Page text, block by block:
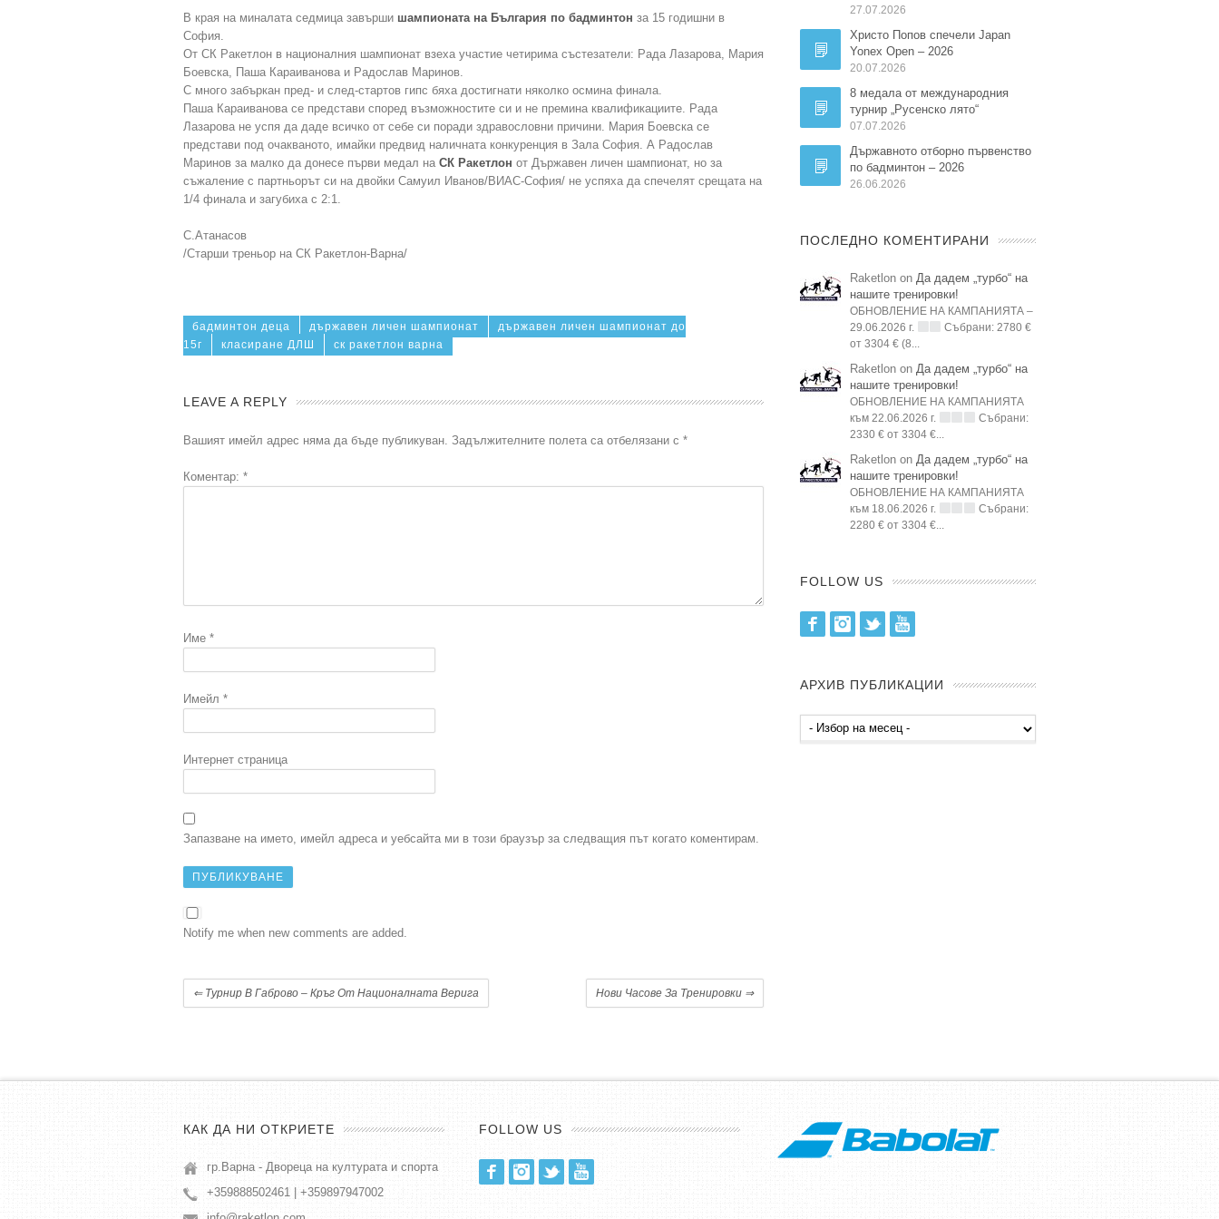
В края на миналата седмица завърши шампионата на България по бадминтон за 15 годишни в
София.
От СК Ракетлон в националния шампионат взеха участие четирима състезатели: Рада Лазарова, Мария
Боевска, Паша Караиванова и Радослав Маринов.
С много забъркан пред- и след-стартов гипс бяха достигнати няколко осмина финала.
Паша Караиванова се представи според възможностите си и не премина квалификациите. Рада
Лазарова не успя да даде всичко от себе си поради здравословни причини. Мария Боевска се
представи под очакваното, имайки предвид наличната конкуренция в Зала София. А Радослав
Маринов за малко да донесе първи медал на СК Ракетлон от Държавен личен шампионат, но за
съжаление с партньорът си на двойки Самуил Иванов/ВИАС-София/ не успяха да спечелят срещата на
1/4 финала и загубиха с 2:1.
С.Атанасов
/Старши треньор на СК Ракетлон-Варна/
бадминтон деца държавен личен шампионат
държавен личен шампионат до
15г
класиране ДЛШ ск ракетлон варна
LEAVE A REPLY
Вашият имейл адрес няма да бъде публикуван. Задължителните полета са отбелязани с *
Коментар: *
Име *
Имейл *
Интернет страница
Запазване на името, имейл адреса и уебсайта ми в този браузър за следващия път когато коментирам.
Notify me when new comments are added.
⇐Турнир В Габрово – Кръг От Националната Верига Нови Часове За Тренировки ⇒
27.07.2026
Христо Попов спечели Japan
Yonex Open – 2026
20.07.2026
8 медала от международния
турнир „Русенско лято“
07.07.2026
Държавното отборно първенство
по бадминтон – 2026
26.06.2026
ПОСЛЕДНО КОМЕНТИРАНИ
Raketlon on Да дадем „турбо“ на
нашите тренировки!
ОБНОВЛЕНИЕ НА КАМПАНИЯТА –
29.06.2026 г.
Събрани: 2780 €
от 3304 € (8...
Raketlon on Да дадем „турбо“ на
нашите тренировки!
ОБНОВЛЕНИЕ НА КАМПАНИЯТА
към 22.06.2026 г.
Събрани:
2330 € от 3304 €...
Raketlon on Да дадем „турбо“ на
нашите тренировки!
ОБНОВЛЕНИЕ НА КАМПАНИЯТА
към 18.06.2026 г.
Събрани:
2280 € от 3304 €...
FOLLOW US
FacebookInstagram
Twitter
АРХИВ ПУБЛИКАЦИИ
Архив
публикации
КАК ДА НИ ОТКРИЕТЕ
гр.Варна - Двореца на културата и спорта
+359888502461 | +359897947002
FOLLOW US
FacebookInstagram
Twitter